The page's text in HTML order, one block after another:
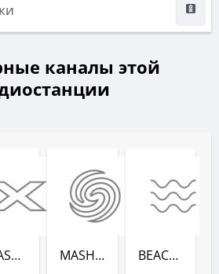
каналы этой
CLASSIX (RADIO RECORD) MASHUP (РАДИО РЕКОРД) BEACH PARTY (РАДИО РЕКОРД)